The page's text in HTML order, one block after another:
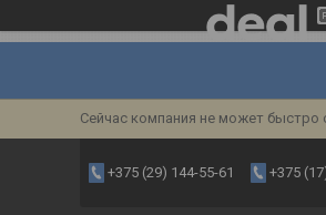
Сейчас компания не может быстро
+375 (29) 144-55-61 +375